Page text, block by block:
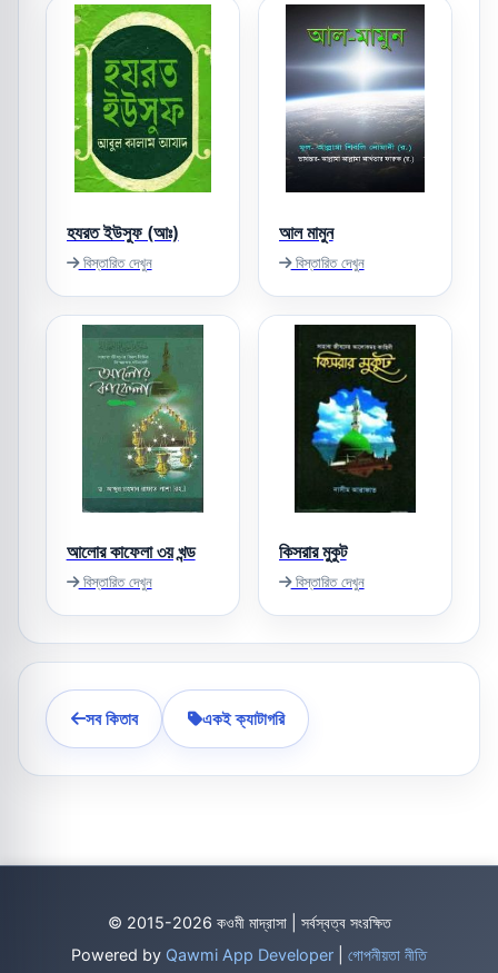
হযরত ইউসুফ (আঃ)
বিস্তারিত দেখুন
আল মামুন
বিস্তারিত দেখুন
আলোর কাফেলা ৩য় খন্ড
বিস্তারিত দেখুন
কিসরার মুকুট
বিস্তারিত দেখুন
সব কিতাব একই ক্যাটাগরি
© 2015-2026 কওমী মাদ্রাসা | সর্বস্বত্ব সংরক্ষিত
Powered by Qawmi App Developer গোপনীয়তা নীতি